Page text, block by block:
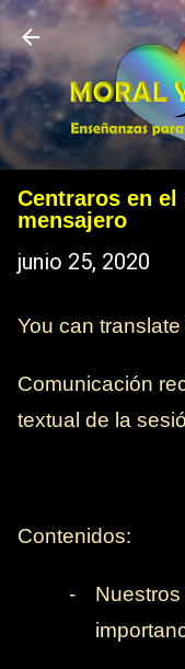
Ir al
Centraros en el
mensajero
junio 25, 2020
You can
Comunicación
textual de la
Contenidos:
-